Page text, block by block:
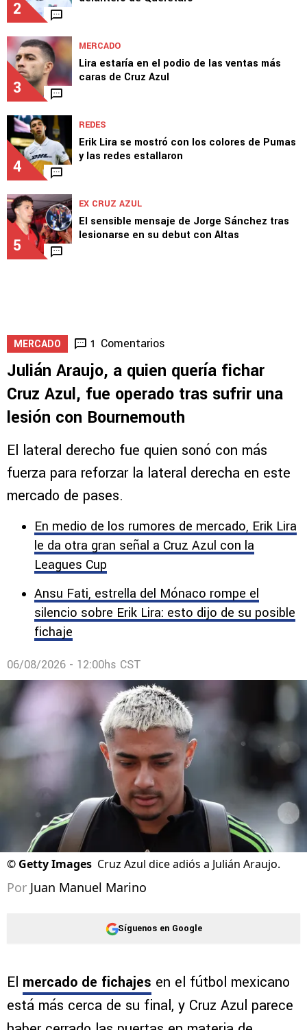
2
3
MERCADO
Lira estaría en el podio de las ventas más
caras de Cruz Azul
4
REDES
Erik Lira se mostró con los colores de Pumas
y las redes estallaron
5
EX CRUZ AZUL
El sensible mensaje de Jorge Sánchez tras
lesionarse en su debut con Altas
MERCADO 1 Comentarios
Julián Araujo, a quien quería fichar
Cruz Azul, fue operado tras sufrir una
lesión con Bournemouth
El lateral derecho fue quien sonó con más
fuerza para reforzar la lateral derecha en este
mercado de pases.
En medio de los rumores de mercado, Erik Lira
le da otra gran señal a Cruz Azul con la
Leagues Cup
Ansu Fati, estrella del Mónaco rompe el
silencio sobre Erik Lira: esto dijo de su posible
fichaje
06/08/2026 - 12:00hs CST
© Getty Images Cruz Azul dice adiós a Julián Araujo.
Por Juan Manuel Marino
Síguenos en Google
El mercado de fichajes en el fútbol mexicano
está más cerca de su final, y Cruz Azul parece